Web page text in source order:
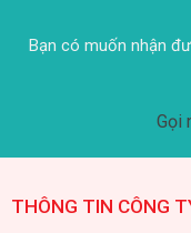
Bạn có muốn nhận
Gọi
THÔNG TIN CÔNG